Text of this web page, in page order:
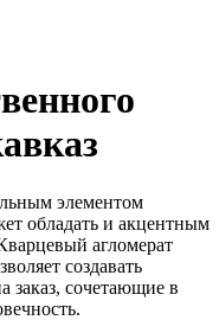
элементом
обладать и акцентным
агломерат
создавать
заказ, сочетающие в